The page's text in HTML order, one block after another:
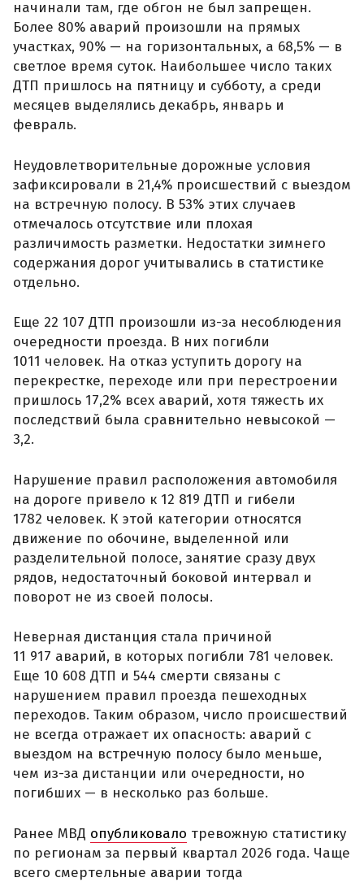
начинали там, где обгон не был запрещен.
Более 80% аварий произошли на прямых
участках, 90% — на горизонтальных, а 68,5% — в
светлое время суток. Наибольшее число таких
ДТП пришлось на пятницу и субботу, а среди
месяцев выделялись декабрь, январь и
февраль.
Неудовлетворительные дорожные условия
зафиксировали в 21,4% происшествий с выездом
на встречную полосу. В 53% этих случаев
отмечалось отсутствие или плохая
различимость разметки. Недостатки зимнего
содержания дорог учитывались в статистике
отдельно.
Еще 22 107 ДТП произошли из-за несоблюдения
очередности проезда. В них погибли
1011 человек. На отказ уступить дорогу на
перекрестке, переходе или при перестроении
пришлось 17,2% всех аварий, хотя тяжесть их
последствий была сравнительно невысокой —
3,2.
Нарушение правил расположения автомобиля
на дороге привело к 12 819 ДТП и гибели
1782 человек. К этой категории относятся
движение по обочине, выделенной или
разделительной полосе, занятие сразу двух
рядов, недостаточный боковой интервал и
поворот не из своей полосы.
Неверная дистанция стала причиной
11 917 аварий, в которых погибли 781 человек.
Еще 10 608 ДТП и 544 смерти связаны с
нарушением правил проезда пешеходных
переходов. Таким образом, число происшествий
не всегда отражает их опасность: аварий с
выездом на встречную полосу было меньше,
чем из-за дистанции или очередности, но
погибших — в несколько раз больше.
Ранее МВД опубликовало тревожную статистику
по регионам за первый квартал 2026 года. Чаще
всего смертельные аварии тогда